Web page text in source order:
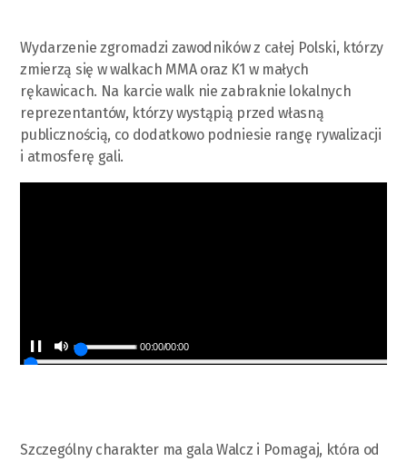
Wydarzenie zgromadzi zawodników z całej Polski, którzy
zmierzą się w walkach MMA oraz K1 w małych
rękawicach. Na karcie walk nie zabraknie lokalnych
reprezentantów, którzy wystąpią przed własną
publicznością, co dodatkowo podniesie rangę rywalizacji
i atmosferę gali.
00:00/00:00
Szczególny charakter ma gala Walcz i Pomagaj, która od